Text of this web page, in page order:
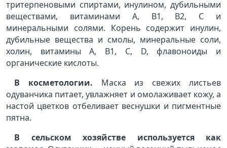
тритерпеновыми спиртами, инулином, дубильными
веществами, витаминами А, В1, В2, С и
минеральными солями. Корень содержит инулин,
дубильные вещества и смолы, минеральные соли,
холин, витамины А, В1, С, D, флавоноиды и
органические кислоты.
В косметологии. Маска из свежих листьев
одуванчика питает, увлажняет и омолаживает кожу, а
настой цветков отбеливает веснушки и пигментные
пятна.
В сельском хозяйстве используется как